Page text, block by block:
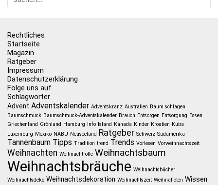
Rechtliches
Startseite
Magazin
Ratgeber
Impressum
Datenschutzerklärung
Folge uns auf
Schlagwörter
Advent Adventskalender Adventskranz Australien Baum schlagen
Baumschmuck Baumschmuck-Adventskalender Brauch Entsorgen Entsorgung Essen
Griechenland Grönland Hamburg Info Island Kanada KInder Kroatien Kuba
Luxemburg Mexiko NABU Neuseeland Ratgeber Schweiz Südamerika
Tannenbaum Tipps Tradition trend Trends Vorlesen Vorweihnachtszeit
Weihnachten Weihnachtrolle Weihnachtsbaum
Weihnachtsbräuche Weihnachtsbücher
Weihnachtsdeko Weihnachtsdekoration Weihnachtszeit Weihnahcten Wissen